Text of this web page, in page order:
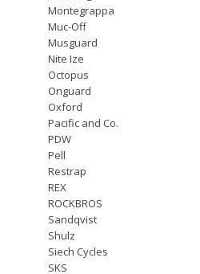
Montegrappa
Muc-Off
Musguard
Nite Ize
Octopus
Onguard
Oxford
Pacific and Co.
PDW
Pell
Restrap
REX
ROCKBROS
Sandqvist
Shulz
Siech Cycles
SKS